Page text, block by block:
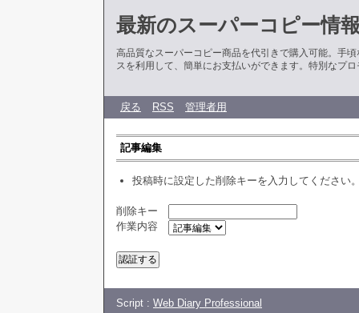
最新のスーパーコピー情
高品質なスーパーコピー商品を代引きで購入可能。手
スを利用して、簡単にお支払いができます。特別なプ
戻る RSS 管理者用
記事編集
投稿時に設定した削除キーを入力してください
削除キー
作業内容
Script : Web Diary Professional